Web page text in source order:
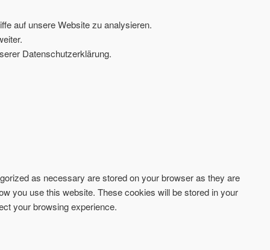
auf unsere Website zu analysieren.
Datenschutzerklärung.
as necessary are stored on your browser as they are
you use this website. These cookies will be stored in your
your browsing experience.